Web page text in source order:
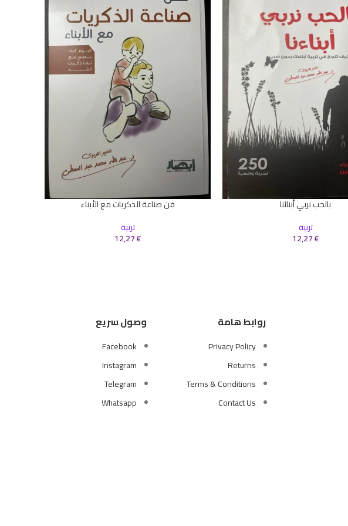
بالحب نربي أبنائنا
تربية
12,27€
إضافة إلى السلةفن صناعة الذكريات مع الأبناء
تربية
12,27€
روابط هامة
Privacy Policy
Returns
Terms & Conditions
Contact Us
وصول سريع
Facebook
Instagram
Telegram
Whatsapp